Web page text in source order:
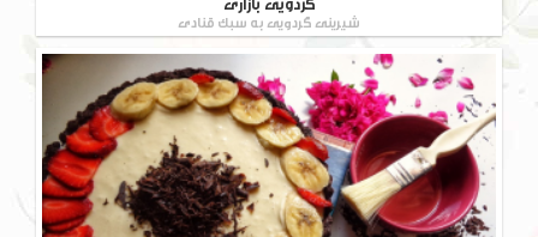
شیرینی گردویی به سبک قنادی